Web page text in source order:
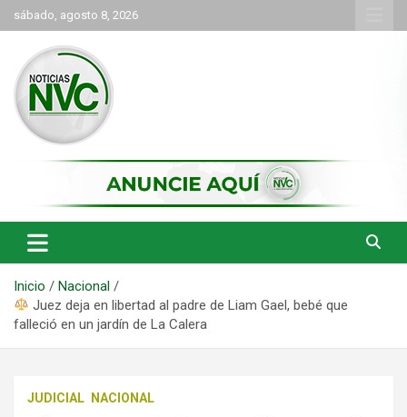
Saltar
al
contenido
sábado, agosto 8, 2026
NVC Noticias
Inicio
Nacional
Juez deja en libertad al padre de Liam Gael, bebé que
falleció en un jardín de La Calera
JUDICIAL NACIONAL